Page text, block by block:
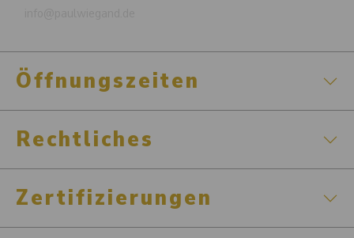
Öffnungszeiten
Rechtliches
Zertifizierungen